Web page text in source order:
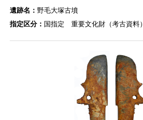
遺跡名： 野毛大塚古墳
指定区分： 国指定 重要文化財（考古資料）